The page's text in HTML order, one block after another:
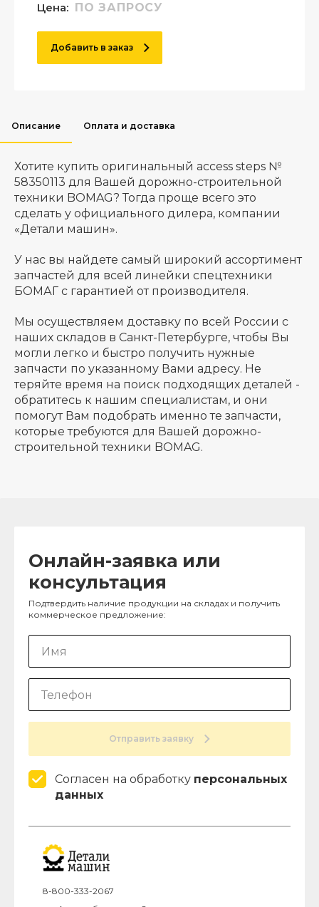
Цена: ПО ЗАПРОСУ
Добавить в заказ
Описание Оплата и доставка
Хотите купить оригинальный access steps №
58350113 для Вашей дорожно-строительной
техники BOMAG? Тогда проще всего это
сделать у официального дилера, компании
«Детали машин».
У нас вы найдете самый широкий ассортимент
запчастей для всей линейки спецтехники
БОМАГ с гарантией от производителя.
Мы осуществляем доставку по всей России с
наших складов в Санкт-Петербурге, чтобы Вы
могли легко и быстро получить нужные
запчасти по указанному Вами адресу. Не
теряйте время на поиск подходящих деталей -
обратитесь к нашим специалистам, и они
помогут Вам подобрать именно те запчасти,
которые требуются для Вашей дорожно-
строительной техники BOMAG.
Онлайн-заявка или
консультация
Подтвердить наличие продукции на складах и получить
коммерческое предложение:
Отправить заявку
Согласен на обработку персональных
данных
8-800-333-2067